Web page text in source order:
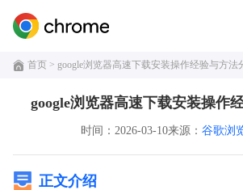
首页 > google浏览器高速下载安装操作经验与方法
google浏览器高速下载安装操作
时间：2026-03-10来源： 谷歌浏
正文介绍